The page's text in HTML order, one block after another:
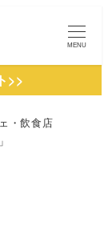
MENU
>>
・飲食店